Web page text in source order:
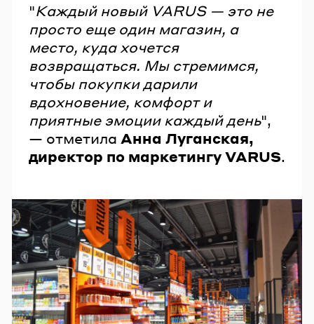
"Каждый новый VARUS — это не
просто еще один магазин, а
место, куда хочется
возвращаться. Мы стремимся,
чтобы покупки дарили
вдохновение, комфорт и
приятные эмоции каждый день",
— отметила Анна Луганская,
директор по маркетингу VARUS.